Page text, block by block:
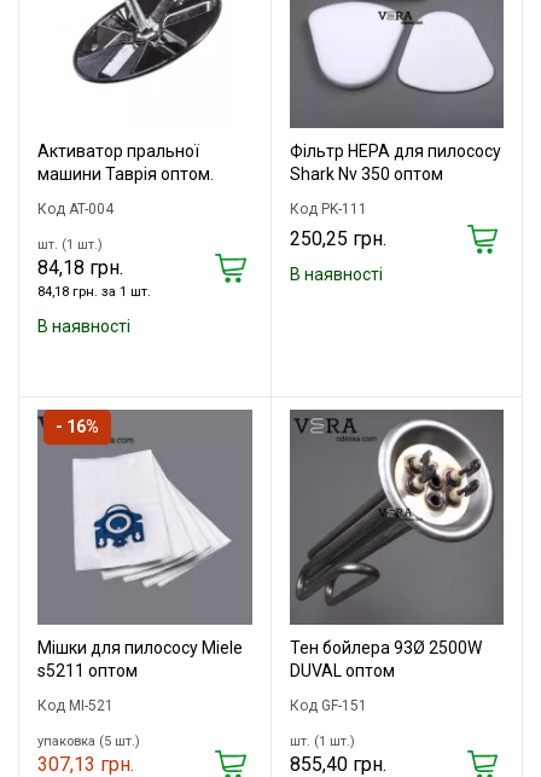
Активатор пральної
машини Таврія оптом.
Код AT-004
шт. (1 шт.)
84,18 грн.
84,18 грн. за 1 шт.
В наявності
Фільтр HEPA для пилососу
Shark Nv 350 оптом
Код PK-111
250,25 грн.
В наявності
Мішки для пилососу Miele
s5211 оптом
Код MI-521
упаковка (5 шт.)
307,13 грн.
- 16%
Тен бойлера 93Ø 2500W
DUVAL оптом
Код GF-151
шт. (1 шт.)
855,40 грн.